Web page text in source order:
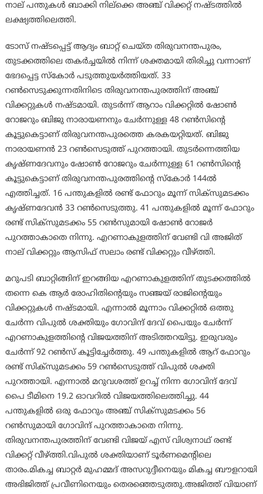
നാല് പന്തുകൾ ബാക്കി നില്ക്കെ അഞ്ച് വിക്കറ്റ് നഷ്ടത്തിൽ
ലക്ഷ്യത്തിലെത്തി.
ടോസ് നഷ്ടപ്പെട്ട് ആദ്യം ബാറ്റ് ചെയ്ത തിരുവനന്തപുരം,
തുടക്കത്തിലെ തകർച്ചയിൽ നിന്ന് ശക്തമായി തിരിച്ചു വന്നാണ്
ഭേദപ്പെട്ട സ്കോർ പടുത്തുയർത്തിയത്. 33
റൺസെടുക്കുന്നതിനിടെ തിരുവനന്തപുരത്തിന് അഞ്ച്
വിക്കറ്റുകൾ നഷ്ടമായി. തുടർന്ന് ആറാം വിക്കറ്റിൽ ഷോൺ
റോജറും ബിജു നാരായണനും ചേർന്നുള്ള 48 റൺസിന്റെ
കൂട്ടുകെട്ടാണ് തിരുവനന്തപുരത്തെ കരകയറ്റിയത്. ബിജു
നാരായണൻ 23 റൺസെടുത്ത് പുറത്തായി. തുടർന്നെത്തിയ
കൃഷ്ണദേവനും ഷോൺ റോജറും ചേർന്നുള്ള 61 റൺസിന്റെ
കൂട്ടുകെട്ടാണ് തിരുവനന്തപുരത്തിന്റെ സ്കോർ 144ൽ
എത്തിച്ചത്. 16 പന്തുകളിൽ രണ്ട് ഫോറും മൂന്ന് സിക്സുമടക്കം
കൃഷ്ണദേവൻ 33 റൺസെടുത്തു. 41 പന്തുകളിൽ മൂന്ന് ഫോറും
രണ്ട് സിക്സുമടക്കം 55 റൺസുമായി ഷോൺ റോജർ
പുറത്താകാതെ നിന്നു. എറണാകുളത്തിന് വേണ്ടി വി അജിത്
നാല് വിക്കറ്റും ആസിഫ് സലാം രണ്ട് വിക്കറ്റും വീഴ്ത്തി.
മറുപടി ബാറ്റിങ്ങിന് ഇറങ്ങിയ എറണാകുളത്തിന് തുടക്കത്തിൽ
തന്നെ കെ ആർ രോഹിതിന്റെയും സഞ്ജയ് രാജിന്റെയും
വിക്കറ്റുകൾ നഷ്ടമായി. എന്നാൽ മൂന്നാം വിക്കറ്റിൽ ഒത്തു
ചേർന്ന വിപുൽ ശക്തിയും ഗോവിന്ദ് ദേവ് പൈയും ചേർന്ന്
എറണാകുളത്തിന്റെ വിജയത്തിന് അടിത്തറയിട്ടു. ഇരുവരും
ചേർന്ന് 92 റൺസ് കൂട്ടിച്ചേർത്തു. 49 പന്തുകളിൽ ആറ് ഫോറും
രണ്ട് സിക്സുമടക്കം 59 റൺസെടുത്ത് വിപുൽ ശക്തി
പുറത്തായി. എന്നാൽ മറുവശത്ത് ഉറച്ച് നിന്ന ഗോവിന്ദ് ദേവ്
പൈ ടീമിനെ 19.2 ഓവറിൽ വിജയത്തിലെത്തിച്ചു. 44
പന്തുകളിൽ ഒരു ഫോറും അഞ്ച് സിക്സുമടക്കം 56
റൺസുമായി ഗോവിന്ദ് പുറത്താകാതെ നിന്നു.
തിരുവനന്തപുരത്തിന് വേണ്ടി വിജയ് എസ് വിശ്വനാഥ് രണ്ട്
വിക്കറ്റ് വീഴ്ത്തി.വിപുൽ ശക്തിയാണ് ടൂർണമെന്റിലെ
താരം.മികച്ച ബാറ്റർ മുഹമ്മദ് അസറുദ്ദീനെയും മികച്ച ബൗളറായി
അഭിജിത്ത് പ്രവീണിനെയും തെരഞ്ഞെടുത്തു.അജിത്ത് വിയാണ്